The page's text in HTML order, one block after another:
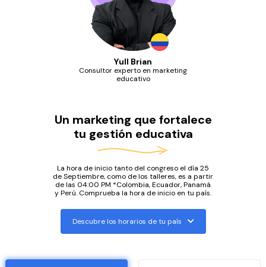
Yull Brian
Consultor experto en marketing
educativo
Un marketing que fortalece
tu gestión educativa
La hora de inicio tanto del congreso el día 25
de Septiembre, como de los talleres, es a partir
de las 04:00 PM *Colombia, Ecuador, Panamá
y Perú. Comprueba la hora de inicio en tu país.
Descubre los horarios de tu país